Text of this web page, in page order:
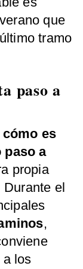
que
tramo
paso a
cómo es
paso a
propia
Durante el
,
a los